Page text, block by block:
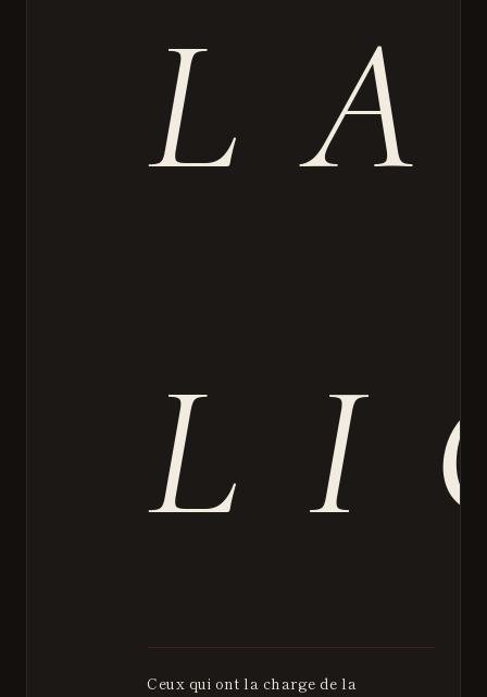
LA
Ceux qui ont la charge de la